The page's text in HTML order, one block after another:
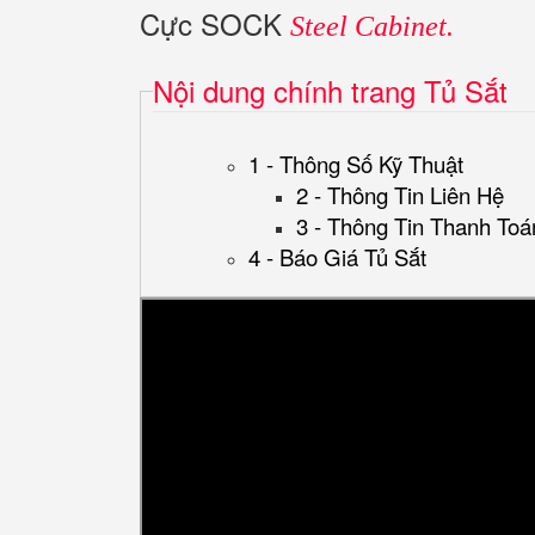
Cực SOCK Steel Cabinet.
Nội dung chính trang Tủ Sắt
1 - Thông Số Kỹ Thuật
2 - Thông Tin Liên Hệ
3 - Thông Tin Thanh
4 - Báo Giá Tủ Sắt